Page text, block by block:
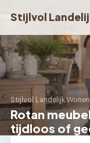
Stijlvol
Stijlvol Landelijk Wonen
Rotan
tijdloos of